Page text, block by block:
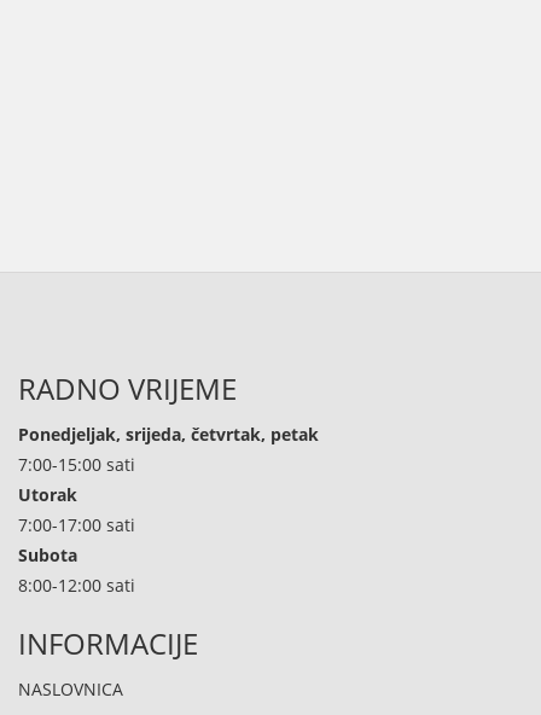
RADNO VRIJEME
Ponedjeljak, srijeda, četvrtak, petak
7:00-15:00 sati
Utorak
7:00-17:00 sati
Subota
8:00-12:00 sati
INFORMACIJE
NASLOVNICA